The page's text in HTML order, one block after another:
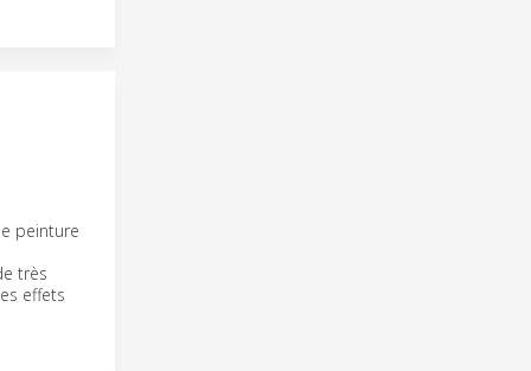
peinture
très
effets